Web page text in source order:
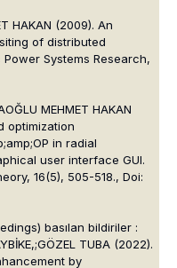
HAKAN (2009). An
of distributed
Systems Research,
MEHMET HAKAN
optimization
in radial
user interface GUI.
16(5), 505-518., Doi:
basılan bildiriler :
TUBA (2022).
by